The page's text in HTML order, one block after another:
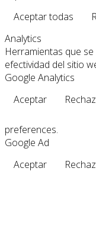
Aceptar todas
Analytics
Herramientas que
efectividad del sitio
Google Analytics
Aceptar
preferences.
Google Ad
Aceptar